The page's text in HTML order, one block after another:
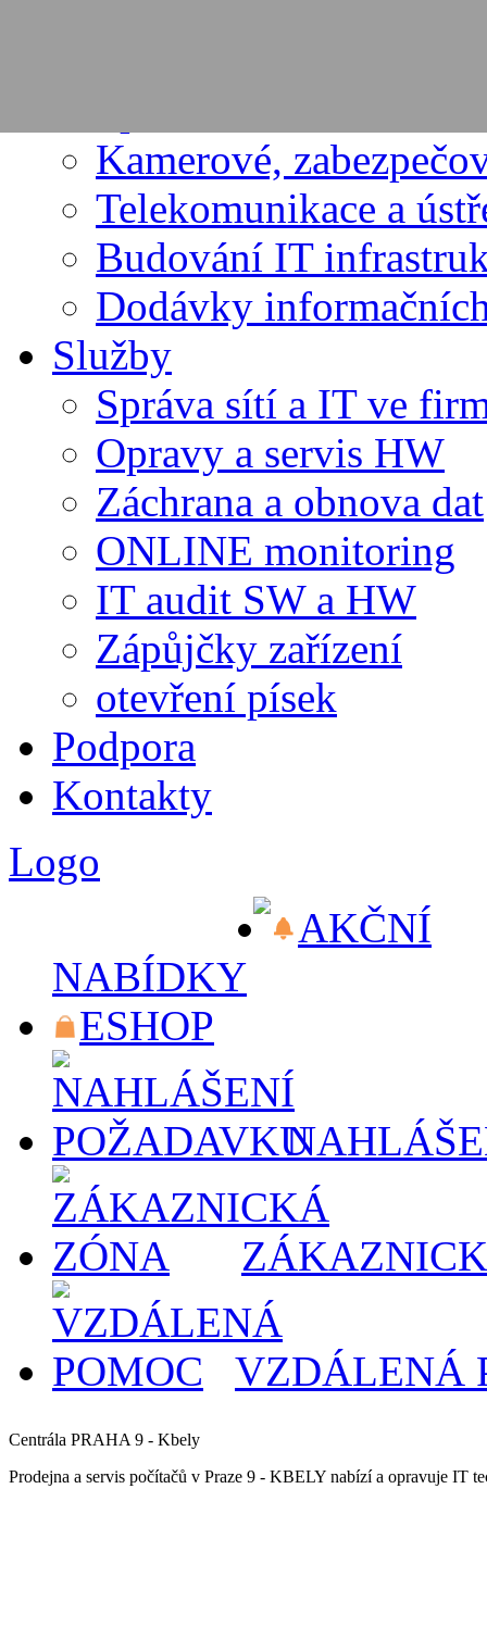
Kamerové,
Telekomunikace a
Budování IT
Dodávky
Služby
Správa sítí a IT ve
Opravy a servis HW
Záchrana a obnova dat
ONLINE monitoring
IT audit SW a HW
Zápůjčky zařízení
otevření písek
Podpora
Kontakty
Logo
AKČNÍ
NABÍDKY
ESHOP
VZDÁLENÁ
Centrála PRAHA 9 - Kbely
Prodejna a servis počítačů v Praze 9 - KBELY nabízí a opravuje IT